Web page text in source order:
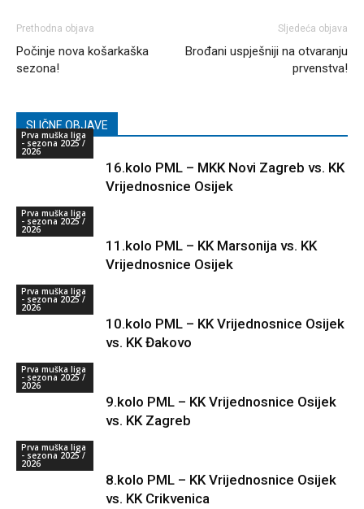
Prethodna objava
Počinje nova košarkaška
sezona!
Sljedeća objava
Brođani uspješniji na otvaranju
prvenstva!
SLIČNE OBJAVE
Prva muška liga
- sezona 2025 /
2026
16.kolo PML – MKK Novi Zagreb vs. KK
Vrijednosnice Osijek
Prva muška liga
- sezona 2025 /
2026
11.kolo PML – KK Marsonija vs. KK
Vrijednosnice Osijek
Prva muška liga
- sezona 2025 /
2026
10.kolo PML – KK Vrijednosnice Osijek
vs. KK Đakovo
Prva muška liga
- sezona 2025 /
2026
9.kolo PML – KK Vrijednosnice Osijek
vs. KK Zagreb
Prva muška liga
- sezona 2025 /
2026
8.kolo PML – KK Vrijednosnice Osijek
vs. KK Crikvenica